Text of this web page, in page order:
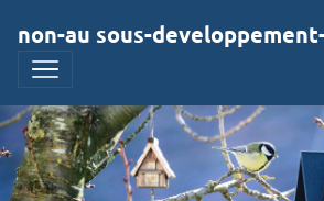
non-au sous-